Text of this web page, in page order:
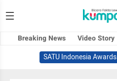
Breaking News Video Story
SATU Indonesia Awards